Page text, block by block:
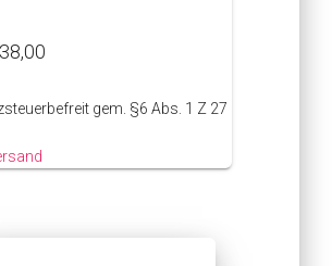
38,00
gem. §6 Abs. 1 Z 27